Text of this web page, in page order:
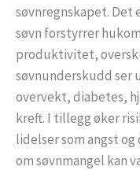
søvnregnskapet. Det
søvn forstyrrer
produktivitet,
søvnunderskudd ser
overvekt, diabetes,
kreft. I tillegg øker
lidelser som angst
om søvnmangel kan